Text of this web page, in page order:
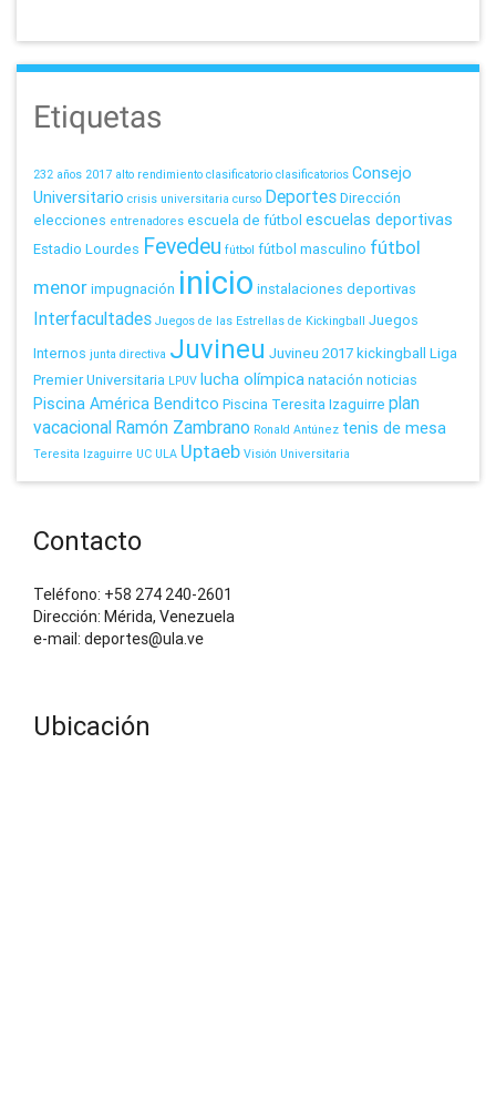
Etiquetas
232 años 2017 alto rendimiento clasificatorio clasificatorios Consejo
Universitario crisis universitaria curso DeportesDirección
elecciones entrenadores escuela de fútbol escuelas deportivas
Estadio Lourdes Fevedeu fútbol fútbol masculino fútbol
menorimpugnación inicio instalaciones deportivas
Interfacultades Juegos de las Estrellas de Kickingball Juegos
Internos junta directiva Juvineu Juvineu 2017kickingball Liga
Premier Universitaria LPUV lucha olímpicanatación noticias
Piscina América Benditco Piscina Teresita Izaguirre plan
vacacional Ramón Zambrano Ronald Antúnez tenis de mesa
Teresita Izaguirre UC ULA Uptaeb Visión Universitaria
Contacto
Teléfono: +58 274 240-2601
Dirección: Mérida, Venezuela
e-mail: deportes@ula.ve
Ubicación